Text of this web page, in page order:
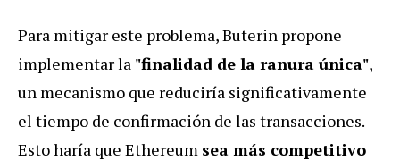
Para mitigar este problema, Buterin propone
implementar la "finalidad de la ranura única",
un mecanismo que reduciría significativamente
el tiempo de confirmación de las transacciones.
Esto haría que Ethereum sea más competitivo